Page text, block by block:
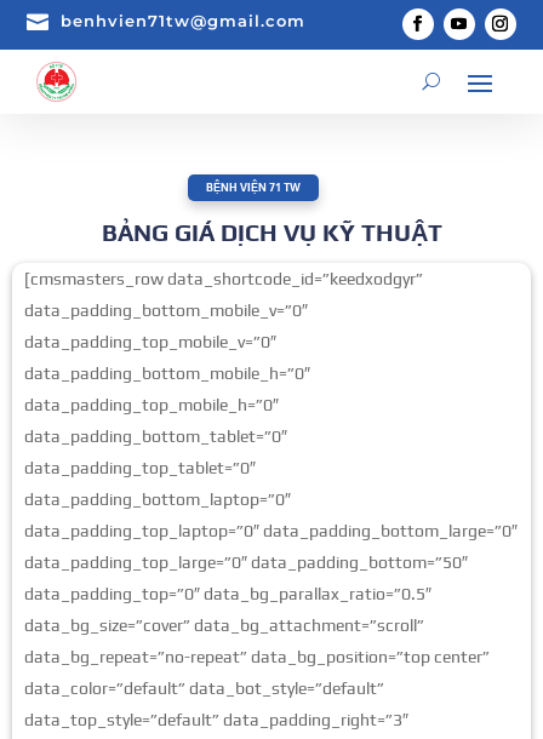
 benhvien71tw@gmail.com
BỆNH VIỆN 71 TW
BẢNG GIÁ DỊCH VỤ KỸ THUẬT
[cmsmasters_row data_shortcode_id=”keedxodgyr”
data_padding_bottom_mobile_v=”0″
data_padding_top_mobile_v=”0″
data_padding_bottom_mobile_h=”0″
data_padding_top_mobile_h=”0″
data_padding_bottom_tablet=”0″
data_padding_top_tablet=”0″
data_padding_bottom_laptop=”0″
data_padding_top_laptop=”0″ data_padding_bottom_large=”0″
data_padding_top_large=”0″ data_padding_bottom=”50″
data_padding_top=”0″ data_bg_parallax_ratio=”0.5″
data_bg_size=”cover” data_bg_attachment=”scroll”
data_bg_repeat=”no-repeat” data_bg_position=”top center”
data_color=”default” data_bot_style=”default”
data_top_style=”default” data_padding_right=”3″